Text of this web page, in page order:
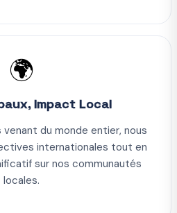
🌍
Impact Local
du monde entier, nous
internationales tout en
sur nos communautés
locales.